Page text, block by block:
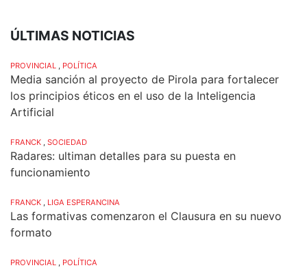
ÚLTIMAS NOTICIAS
PROVINCIAL , POLÍTICA
Media sanción al proyecto de Pirola para fortalecer
los principios éticos en el uso de la Inteligencia
Artificial
FRANCK , SOCIEDAD
Radares: ultiman detalles para su puesta en
funcionamiento
FRANCK , LIGA ESPERANCINA
Las formativas comenzaron el Clausura en su nuevo
formato
PROVINCIAL , POLÍTICA